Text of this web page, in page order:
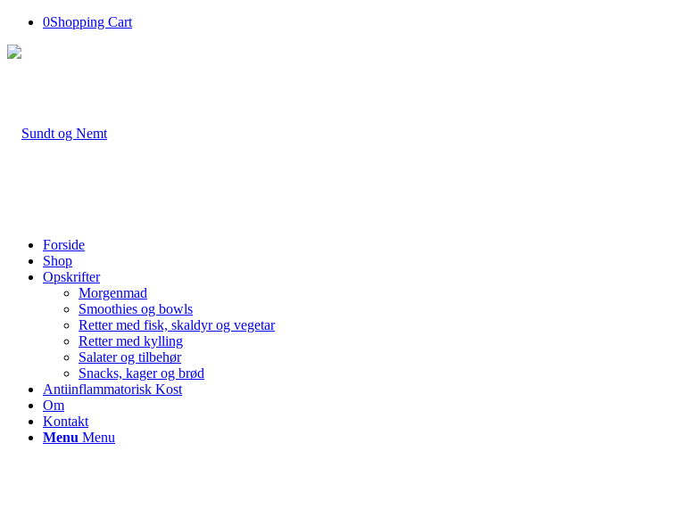
0Shopping Cart
Forside
Shop
Opskrifter
Morgenmad
Smoothies og bowls
Retter med fisk, skaldyr og vegetar
Retter med kylling
Salater og tilbehør
Snacks, kager og brød
Antiinflammatorisk Kost
Om
Kontakt
Menu Menu